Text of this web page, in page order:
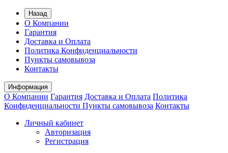
Назад
О Компании
Гарантия
Доставка и Оплата
Политика Конфиденциальности
Пункты самовывоза
Контакты
Информация
О Компании Гарантия Доставка и Оплата Политика
Конфиденциальности Пункты самовывоза Контакты
Личный кабинет
Авторизация
Регистрация